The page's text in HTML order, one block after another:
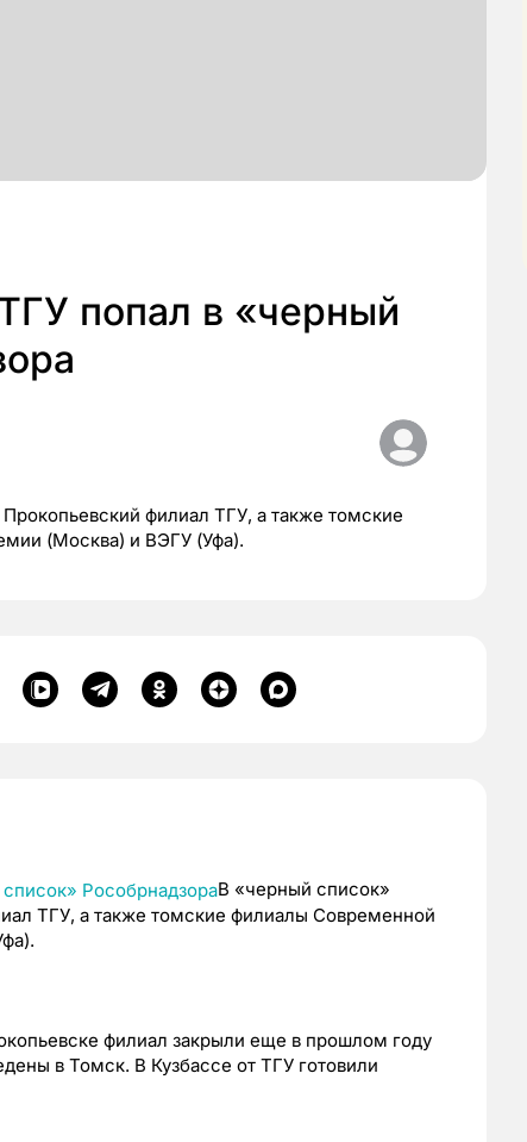
попал в «черный
филиал ТГУ, а также томские
(Москва) и ВЭГУ (Уфа).
В «черный список»
ТГУ, а также томские филиалы Современной
филиал закрыли еще в прошлом году
в Томск. В Кузбассе от ТГУ готовили